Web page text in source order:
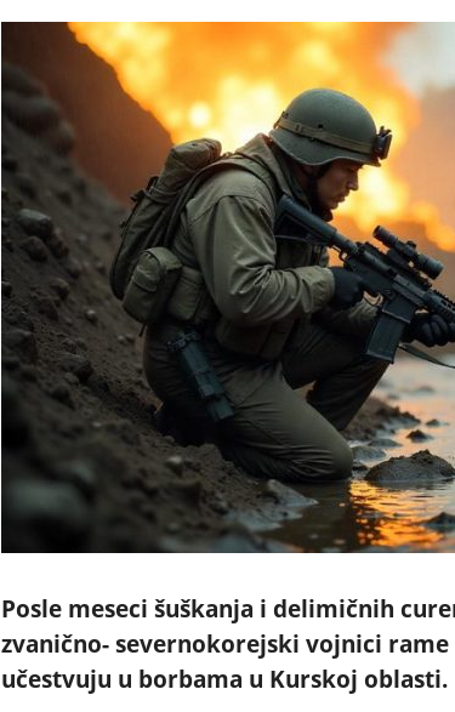
Posle meseci šuškanja i delimičnih
zvanično- severnokorejski vojnici
učestvuju u borbama u Kurskoj oblasti.